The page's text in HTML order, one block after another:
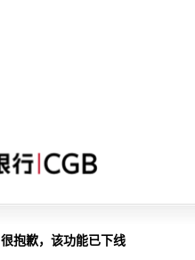
很抱歉，该功能已下线